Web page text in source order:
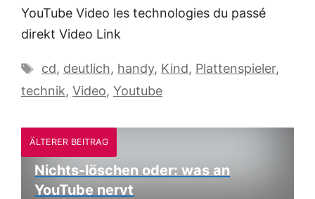
YouTube Video les technologies du passé
direkt Video Link
Schlagwörter
cd, deutlich, handy, Kind, Plattenspieler,
technik, Video, Youtube
ÄLTERER BEITRAG
Nichts-löschen oder: was an
YouTube nervt